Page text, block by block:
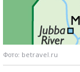
Фото: betravel.ru